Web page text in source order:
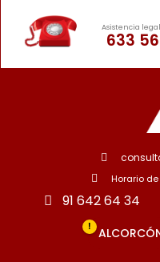
Asistencia
633
Horario de
91 642 64 34
!